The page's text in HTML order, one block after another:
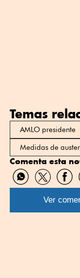
Temas
AMLO presidente
Medidas de
Comenta esta
Compartir
por
WhatsApp
Compartir
por
Twitter
por
Ver